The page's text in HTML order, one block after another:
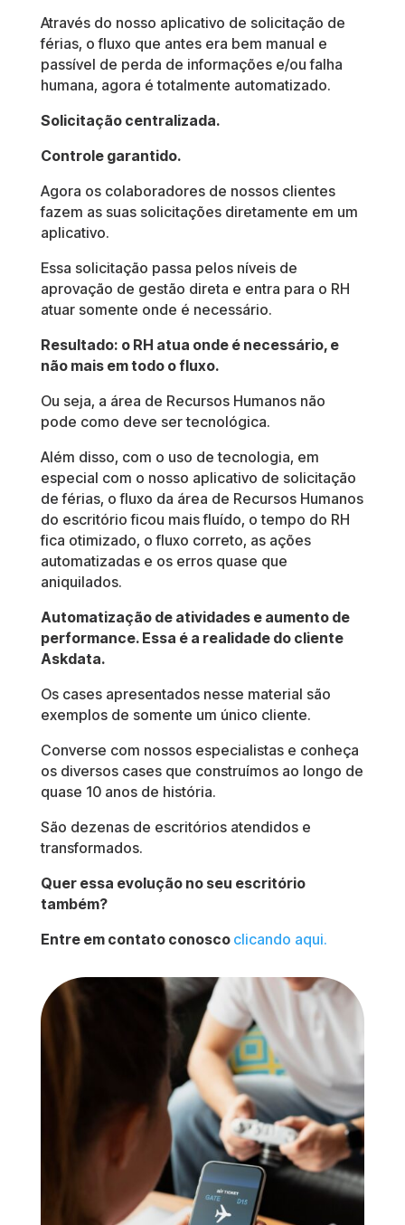
Através do nosso aplicativo de solicitação de
férias, o fluxo que antes era bem manual e
passível de perda de informações e/ou falha
humana, agora é totalmente automatizado.
Solicitação centralizada.
Controle garantido.
Agora os colaboradores de nossos clientes
fazem as suas solicitações diretamente em um
aplicativo.
Essa solicitação passa pelos níveis de
aprovação de gestão direta e entra para o RH
atuar somente onde é necessário.
Resultado: o RH atua onde é necessário, e
não mais em todo o fluxo.
Ou seja, a área de Recursos Humanos não
pode como deve ser tecnológica.
Além disso, com o uso de tecnologia, em
especial com o nosso aplicativo de solicitação
de férias, o fluxo da área de Recursos Humanos
do escritório ficou mais fluído, o tempo do RH
fica otimizado, o fluxo correto, as ações
automatizadas e os erros quase que
aniquilados.
Automatização de atividades e aumento de
performance. Essa é a realidade do cliente
Askdata.
Os cases apresentados nesse material são
exemplos de somente um único cliente.
Converse com nossos especialistas e conheça
os diversos cases que construímos ao longo de
quase 10 anos de história.
São dezenas de escritórios atendidos e
transformados.
Quer essa evolução no seu escritório
também?
Entre em contato conosco clicando aqui.